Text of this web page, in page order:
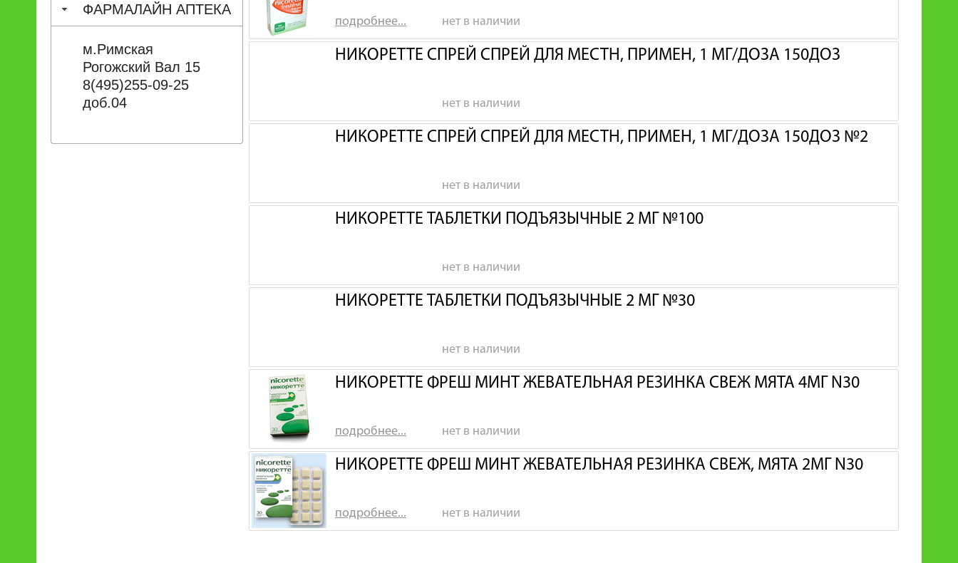
ФАРМАЛАЙН АПТЕКА
м.Римская
Рогожский Вал 15
8(495)255-09-25
доб.04
подробнее... нет в наличии
НИКОРЕТТЕ СПРЕЙ СПРЕЙ ДЛЯ МЕСТН, ПРИМЕН, 1 МГ/ДОЗА 150ДОЗ
нет в наличии
НИКОРЕТТЕ СПРЕЙ СПРЕЙ ДЛЯ МЕСТН, ПРИМЕН, 1 МГ/ДОЗА 150ДОЗ №2
нет в наличии
НИКОРЕТТЕ ТАБЛЕТКИ ПОДЪЯЗЫЧНЫЕ 2 МГ №100
нет в наличии
НИКОРЕТТЕ ТАБЛЕТКИ ПОДЪЯЗЫЧНЫЕ 2 МГ №30
нет в наличии
НИКОРЕТТЕ ФРЕШ МИНТ ЖЕВАТЕЛЬНАЯ РЕЗИНКА СВЕЖ МЯТА 4МГ N30
подробнее... нет в наличии
НИКОРЕТТЕ ФРЕШ МИНТ ЖЕВАТЕЛЬНАЯ РЕЗИНКА СВЕЖ, МЯТА 2МГ N30
подробнее... нет в наличии